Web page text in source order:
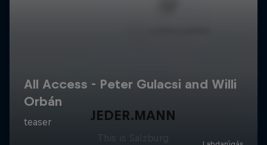
JEDER.MANN
This is Salzburg